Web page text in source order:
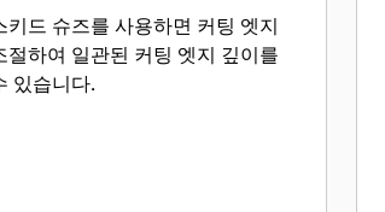
키드 슈즈를 사용하면 커팅 엣지
절하여 일관된 커팅 엣지 깊이를
있습니다.